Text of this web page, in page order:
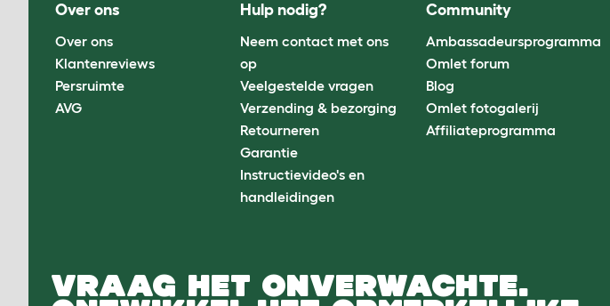
Over ons
Over ons
Klantenreviews
Persruimte
AVG
Hulp nodig?
Neem contact met ons
op
Veelgestelde vragen
Verzending & bezorging
Retourneren
Garantie
Instructievideo's en
handleidingen
Community
Ambassadeursprogramma
Omlet forum
Blog
Omlet fotogalerij
Affiliateprogramma
VRAAG HET ONVERWACHTE.